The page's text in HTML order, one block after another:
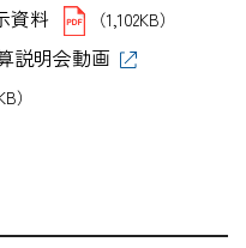
資料 （1,102KB）
説明会動画
）